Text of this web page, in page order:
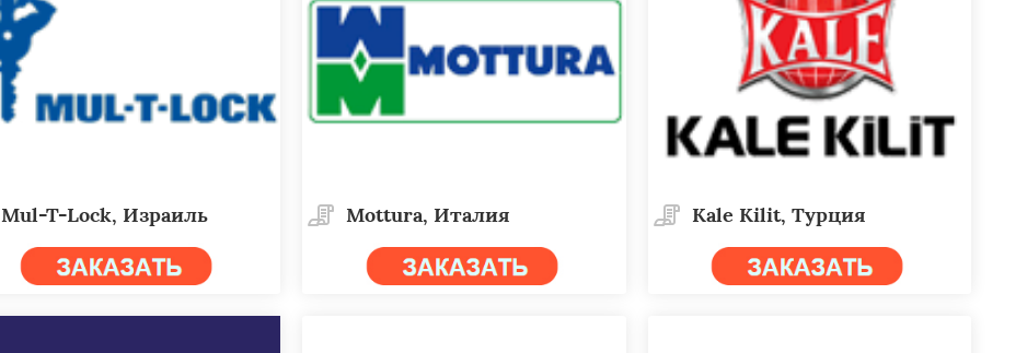
Mul-T-Lock, Израиль Mottura, Италия Kale Kilit, Турция